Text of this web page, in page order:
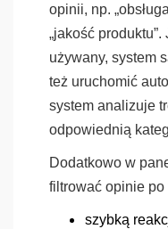
opinii, np.
„jakość
używany, system
też uruchomić
system analizuje
odpowiednią
Dodatkowo w
filtrować opinie
szybką